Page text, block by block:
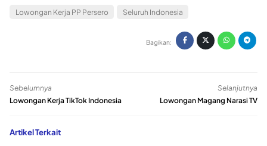
Lowongan Kerja PP Persero Seluruh Indonesia
Bagikan:
Sebelumnya
Lowongan Kerja TikTok Indonesia
Selanjutnya
Lowongan Magang Narasi TV
Artikel Terkait